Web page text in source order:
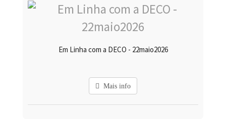
Em Linha com a DECO - 22maio2026
Mais info